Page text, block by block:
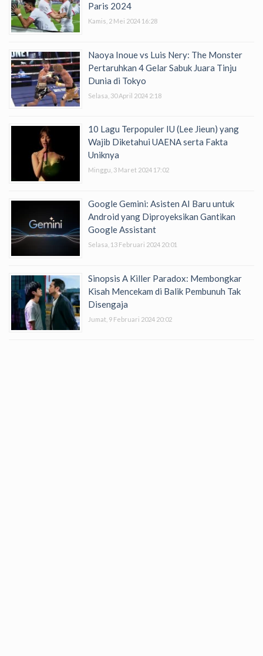
Paris 2024
Kamis, 2 Mei 2024 16:28
Naoya Inoue vs Luis Nery: The Monster
Pertaruhkan 4 Gelar Sabuk Juara Tinju
Dunia di Tokyo
Selasa, 30 April 2024 2:18
10 Lagu Terpopuler IU (Lee Jieun) yang
Wajib Diketahui UAENA serta Fakta
Uniknya
Minggu, 3 Maret 2024 17:02
Google Gemini: Asisten AI Baru untuk
Android yang Diproyeksikan Gantikan
Google Assistant
Selasa, 13 Februari 2024 20:01
Sinopsis A Killer Paradox: Membongkar
Kisah Mencekam di Balik Pembunuh Tak
Disengaja
Jumat, 9 Februari 2024 20:02